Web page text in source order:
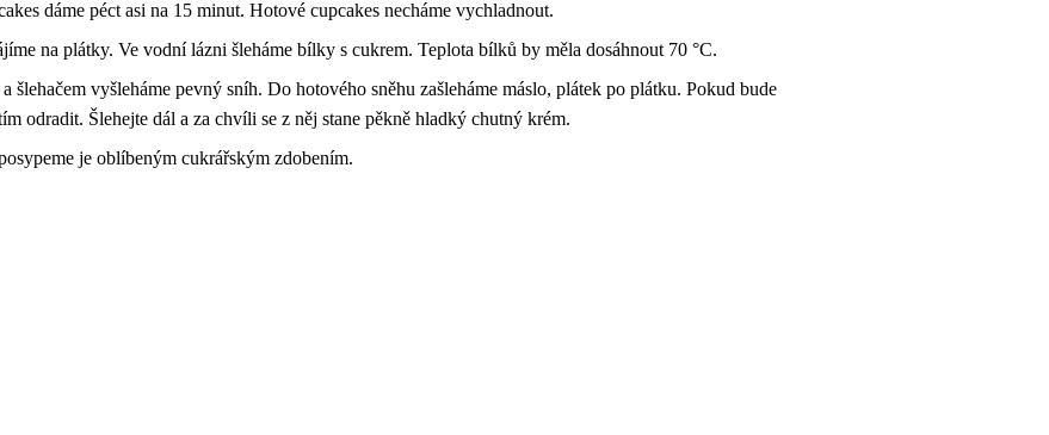
dáme péct asi na 15 minut. Hotové cupcakes necháme vychladnout.
na plátky. Ve vodní lázni šleháme bílky s cukrem. Teplota bílků by měla dosáhnout 70 °C.
šlehačem vyšleháme pevný sníh. Do hotového sněhu zašleháme máslo, plátek po plátku. Pokud bude
odradit. Šlehejte dál a za chvíli se z něj stane pěkně hladký chutný krém.
je oblíbeným cukrářským zdobením.